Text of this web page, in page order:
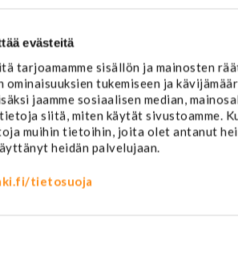
evästeitä
tarjoamamme sisällön ja mainosten
ominaisuuksien tukemiseen ja
jaamme sosiaalisen median,
siitä, miten käytät sivustoamme.
muihin tietoihin, joita olet antanut
heidän palvelujaan.
tietosuoja
Ford
Jeep
Yleismalliset
ja helman osat
Chrysler
Ford
Chevrolet